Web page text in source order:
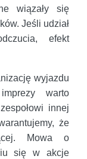
wiązały się
Jeśli udział
efekt
wyjazdu
warto
innej
że
Mowa o
się w akcje